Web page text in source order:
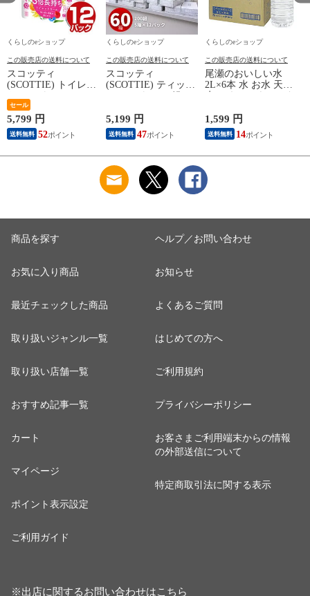
くらしのeショップ
この販売店の送料について
スコッティ
(SCOTTIE) トイレッ
パック 3倍長持ち 4
ロール(ダブル) 4ロー
ル×12(48ロール) 3倍
ロール 3倍巻 トイレ
セール
5,799 円
送料無料 52
くらしのeショップ
この販売店の送料について
スコッティ
(SCOTTIE) ティッシ
ティシュペーパー ま
とめ買い ケース販売
ボックスティッシュ
シア 【送料無料】
5,199 円
送料無料 47
くらしのeショップ
この販売店の送料について
尾瀬のおいしい水
2L×6本 水 お水 天然
トル 2L 名水百選 尾
瀬 国産 箱 ケース ま
とめ買い ニチネン
1,599 円
送料無料 14
商品を探す
お気に入り商品
最近チェックした商品
取り扱いジャンル一覧
取り扱い店舗一覧
おすすめ記事一覧
カート
マイページ
ポイント表示設定
ご利用ガイド
ヘルプ／お問い合わせ
お知らせ
よくあるご質問
はじめての方へ
ご利用規約
プライバシーポリシー
お客さまご利用端末からの情報
の外部送信について
特定商取引法に関する表示
※出店に関するお問い合わせはこちら